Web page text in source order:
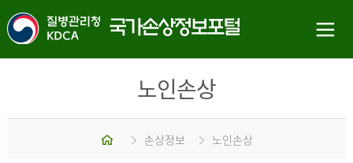
노인손상
홈 손상정보 노인손상